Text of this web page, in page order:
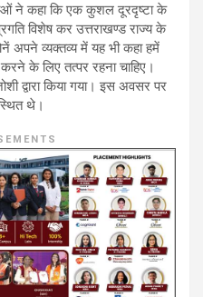
ने कहा कि एक कुशल दूरदृष्टा के
विशेष कर उत्तराखण्ड राज्य के
अपने व्यक्तव्य में यह भी कहा हमें
के लिए तत्पर रहना चाहिए।
द्वारा किया गया। इस अवसर पर
थे।